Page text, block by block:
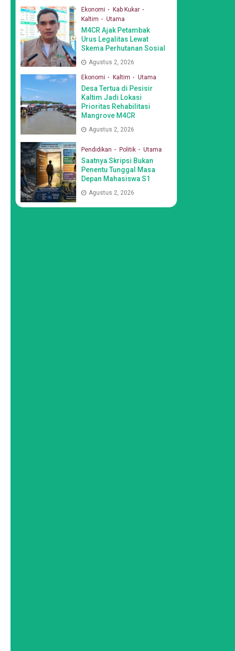
Ekonomi
Kab Kukar
Kaltim
Utama
M4CR Ajak Petambak
Urus Legalitas Lewat
Skema Perhutanan Sosial
Agustus 2, 2026
Ekonomi Kaltim Utama
Desa Tertua di Pesisir
Kaltim Jadi Lokasi
Prioritas Rehabilitasi
Mangrove M4CR
Agustus 2, 2026
Pendidikan Politik Utama
Saatnya Skripsi Bukan
Penentu Tunggal Masa
Depan Mahasiswa S1
Agustus 2, 2026